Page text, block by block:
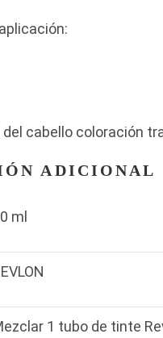
cabello coloración
ADICIONAL
ml
1 tubo de tinte